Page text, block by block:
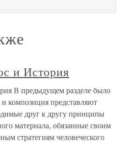
и История
В предыдущем разделе было
композиция представляют
друг к другу принципы
ма­териала, обязанные своим
страте­гиям человеческого